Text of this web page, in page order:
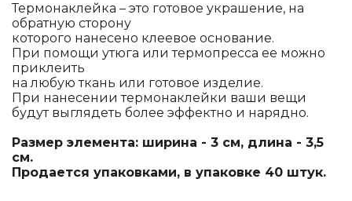
Термонаклейка – это готовое украшение, на
обратную сторону
которого нанесено клеевое основание.
При помощи утюга или термопресса ее можно
приклеить
на любую ткань или готовое изделие.
При нанесении термонаклейки ваши вещи
будут выглядеть более эффектно и нарядно.
Размер элемента: ширина - 3 см, длина - 3,5
см.
Продается упаковками, в упаковке 40 штук.